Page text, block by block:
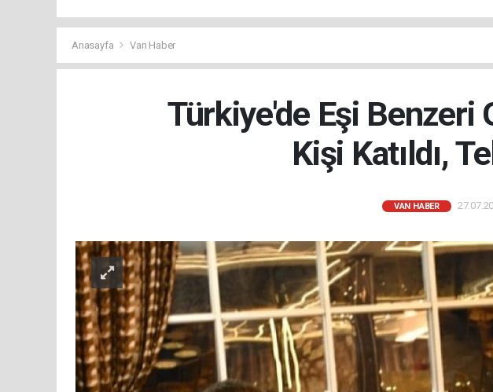
Anasayfa Van Haber
Türkiye'de Eşi
Kişi Katıldı,
VAN HABER